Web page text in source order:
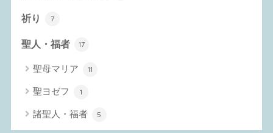
祈り 7
聖人・福者 17
聖母マリア 11
聖ヨゼフ 1
諸聖人・福者 5